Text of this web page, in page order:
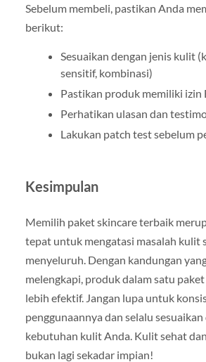
Sebelum membeli, pastikan Anda
berikut:
Sesuaikan dengan jenis kulit
sensitif, kombinasi)
Pastikan produk memiliki izin
Perhatikan ulasan dan
Lakukan patch test sebelum
Kesimpulan
Memilih paket skincare terbaik
tepat untuk mengatasi masalah kulit
menyeluruh. Dengan kandungan
melengkapi, produk dalam satu
lebih efektif. Jangan lupa untuk
penggunaannya dan selalu sesuaikan
kebutuhan kulit Anda. Kulit sehat
bukan lagi sekadar impian!